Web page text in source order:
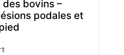
bovins –
podales et